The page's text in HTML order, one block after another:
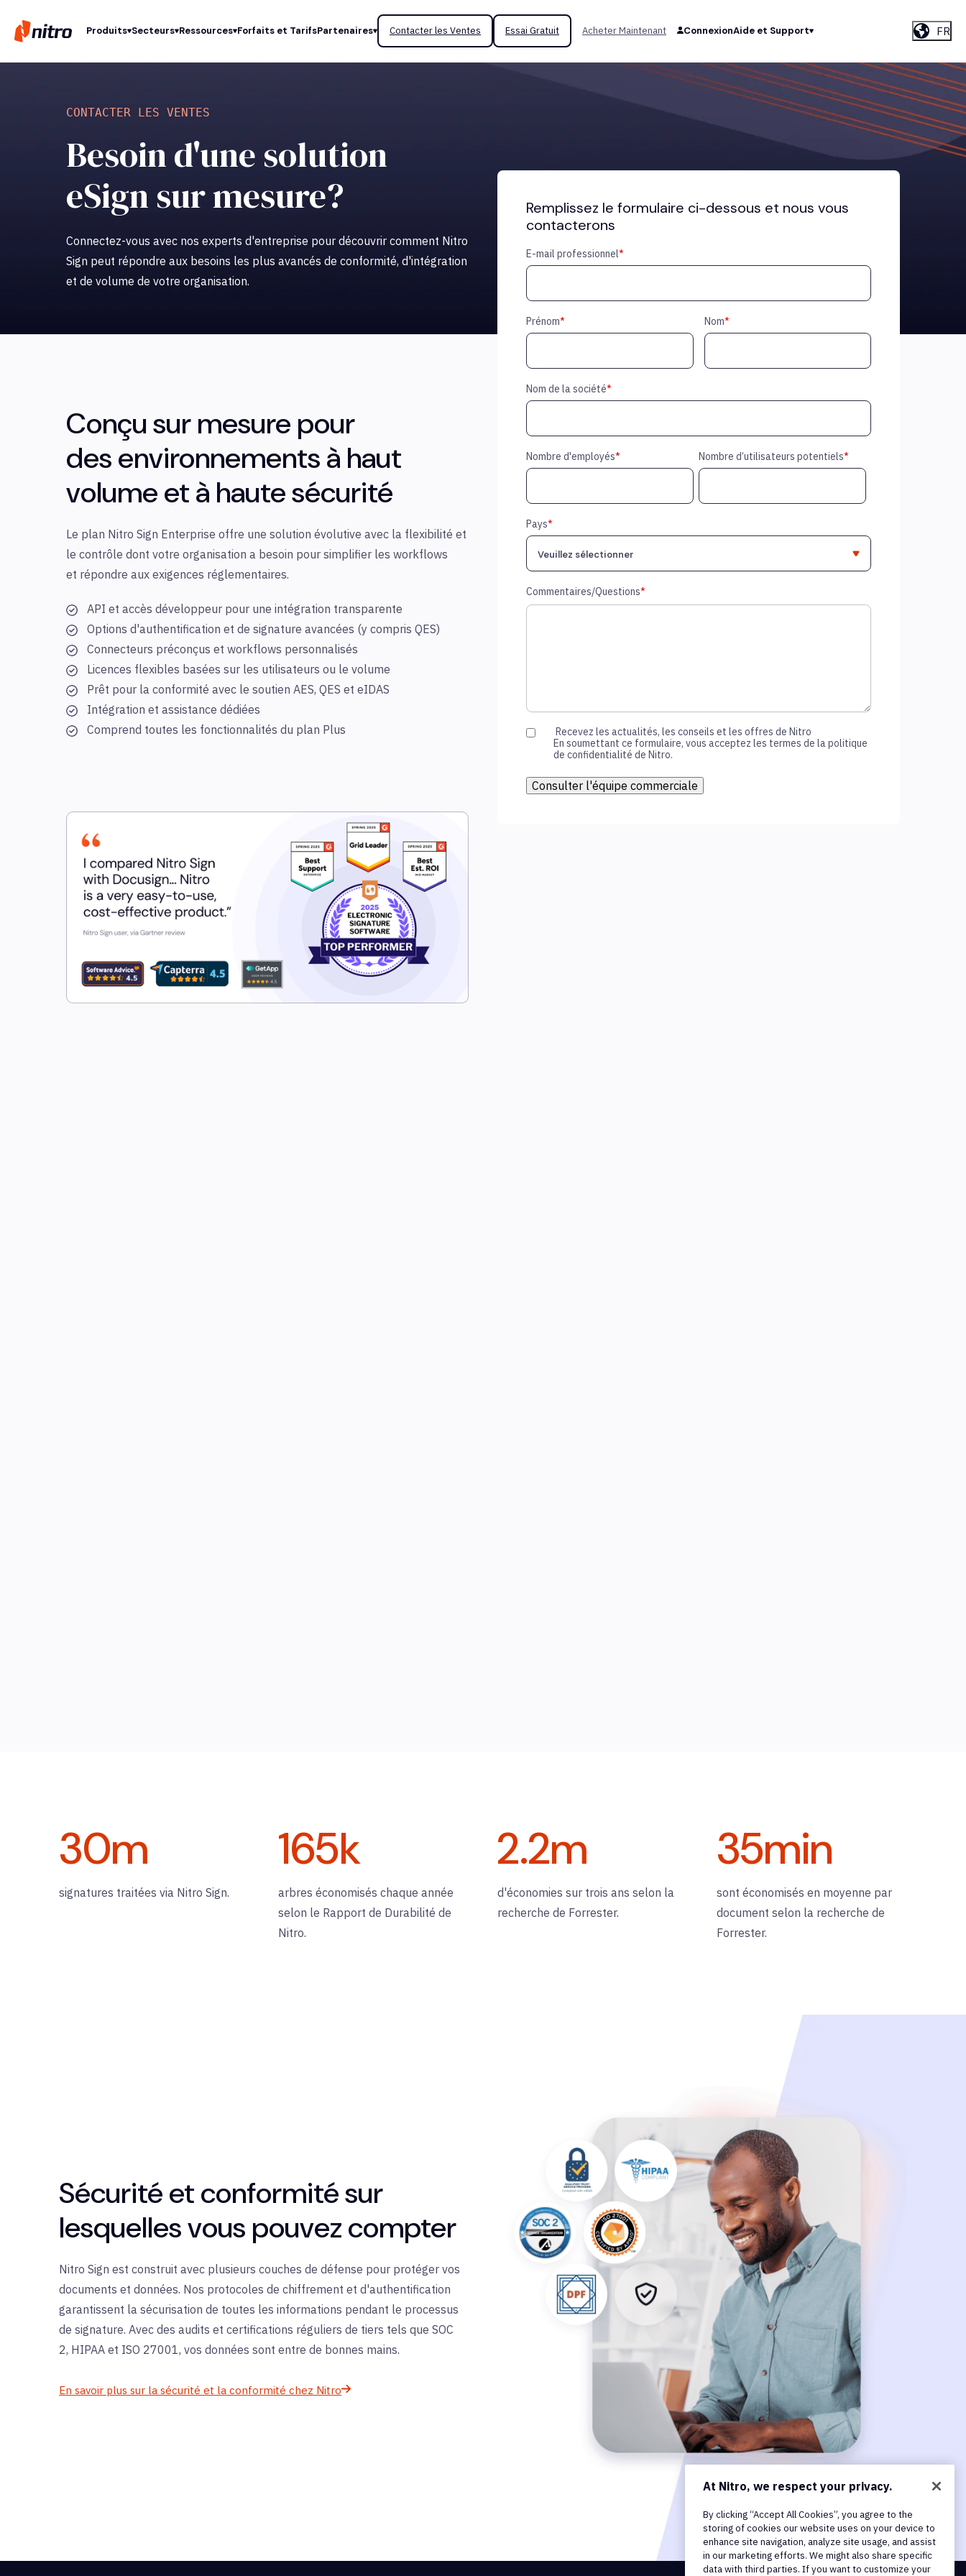
Produits Secteurs Ressources Forfaits et TarifsPartenaires Contacter les Ventes Essai Gratuit Acheter Maintenant ConnexionAide et Support FR
CONTACTER LES VENTES
Besoin d'une solution
eSign sur mesure?
Connectez-vous avec nos experts d'entreprise pour découvrir comment Nitro
Sign peut répondre aux besoins les plus avancés de conformité, d'intégration
et de volume de votre organisation.
Conçusurmesure pour
desenvironnementsà haut
volume et à hautesécurité
Le plan Nitro Sign Enterprise offre une solution évolutive avec la flexibilité et
le contrôle dont votre organisation a besoin pour simplifier les workflows
et répondre aux exigences réglementaires.
API et accès développeur pour une intégration transparente
Options d'authentification et de signature avancées (y compris QES)
Connecteurs préconçus et workflows personnalisés
Licences flexibles basées sur les utilisateurs ou le volume
Prêt pour la conformité avec le soutien AES, QES et eIDAS
Intégration et assistance dédiées
Comprend toutes les fonctionnalités du plan Plus
Remplissez le formulaire ci-dessous et nous vous
contacterons
E-mail professionnel*
Prénom* Nom*
Nom de la société*
Nombre d'employés* Nombre d’utilisateurs potentiels*
Pays*
Commentaires/Questions*
Recevez les actualités, les conseils et les offres de Nitro
En soumettant ce formulaire, vous acceptez les termes de la politique
de confidentialité de Nitro.
30m
signatures traitées via Nitro Sign.
165k
arbres économisés chaque année
selon le Rapport de Durabilité de
Nitro.
2.2m
d'économies sur trois ans selon la
recherche de Forrester.
35min
sont économisés en moyenne par
document selon la recherche de
Forrester.
Sécurité et conformité sur
lesquelles vous pouvez compter
Nitro Sign est construit avec plusieurs couches de défense pour protéger vos
documents et données. Nos protocoles de chiffrement et d'authentification
garantissent la sécurisation de toutes les informations pendant le processus
de signature. Avec des audits et certifications réguliers de tiers tels que SOC
2, HIPAA et ISO 27001, vos données sont entre de bonnes mains.
En savoir plus sur la sécurité et la conformité chez Nitro
At Nitro, we respect your privacy.
By clicking “Accept All Cookies”, you agree to the
storing of cookies our website uses on your device to
enhance site navigation, analyze site usage, and assist
in our marketing efforts. We might also share specific
data with third parties. If you want to customize your